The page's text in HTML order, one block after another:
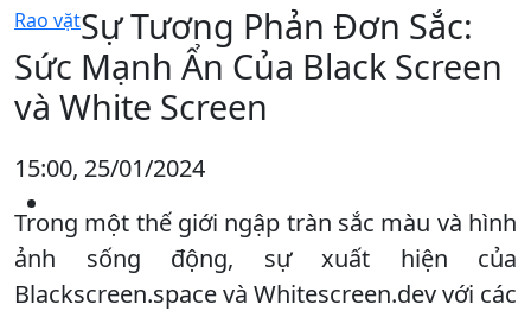
Rao vặtSự Tương Phản Đơn Sắc:
Sức Mạnh Ẩn Của Black Screen
và White Screen
15:00, 25/01/2024
Trong một thế giới ngập tràn sắc màu và hình
ảnh sống động, sự xuất hiện của
Blackscreen.space và Whitescreen.dev với các